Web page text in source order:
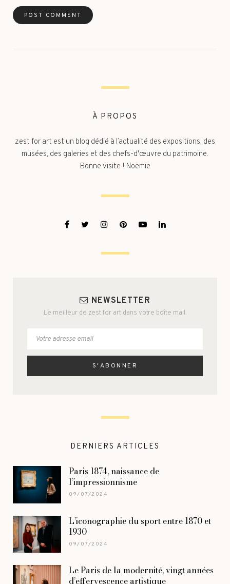
À PROPOS
zest for art est un blog dédié à l’actualité des expositions, des
musées, des galeries et des chefs-d'œuvre du patrimoine.
Bonne visite ! Noëmie
NEWSLETTER
Le meilleur de zest for art dans votre boîte mail.
DERNIERS ARTICLES
Paris 1874, naissance de
l’impressionnisme
09/07/2024
L’iconographie du sport entre 1870 et
1930
09/07/2024
Le Paris de la modernité, vingt années
d’effervescence artistique